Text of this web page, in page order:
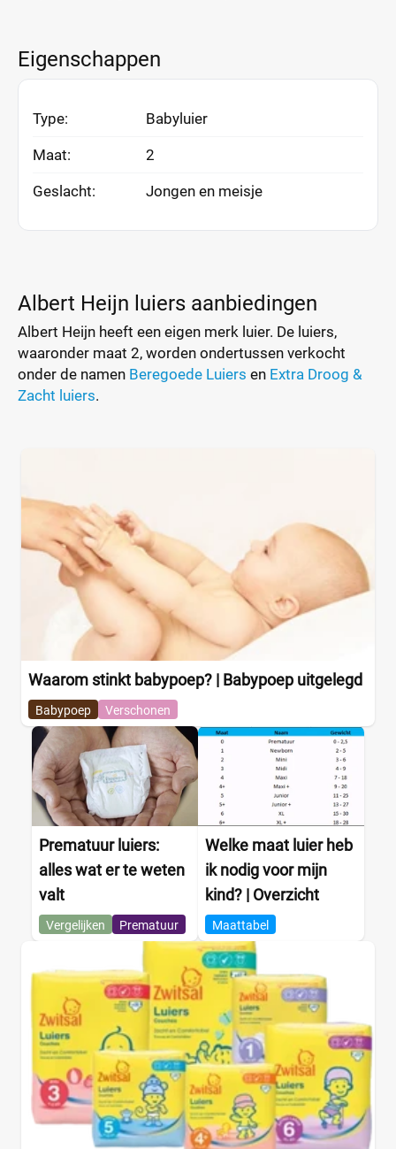
Eigenschappen
Type: Babyluier
Maat: 2
Geslacht: Jongen en meisje
Albert Heijn luiers aanbiedingen
Albert Heijn heeft een eigen merk luier. De luiers,
waaronder maat 2, worden ondertussen verkocht
onder de namen Beregoede Luiers en Extra Droog &
Zacht luiers.
Waarom stinkt babypoep? | Babypoep uitgelegd
Babypoep Verschonen
Prematuur luiers:
alles wat er te weten
valt
Vergelijken Prematuur
Welke maat luier heb
ik nodig voor mijn
kind? | Overzicht
Maattabel